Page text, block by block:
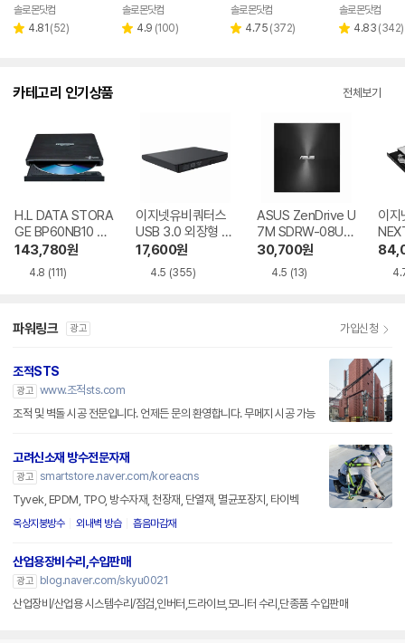
솔로몬닷컴
별 4.81 리
(52)
페이
솔로몬닷컴
별 4.9 리
(100)
솔로몬닷컴
별 4.75 리
(372)
솔로몬닷컴
별 4.83 리
(342)
카테고리 인기상품 전체보기
H.L DATA STORA
GE BP60NB10 블
루레이 외장ODD
143,780원
4.8 (111)
이지넷유비쿼터스
USB 3.0 외장형 D
VD-RW NEXT-20
0DVD-RW
17,600원
4.5 (355)
ASUS ZenDrive U
7M SDRW-08U7
M-U-B
30,700원
4.5 (13)
이지
BR
파워링크 광고 가입신청
조적STS
광고 www.조적sts.com
조적 및 벽돌 시공 전문입니다. 언제든 문의 환영합니다. 무메지 시공 가능
고려신소재 방수전문자재
광고 smartstore.naver.com/koreacns
Tyvek, EPDM, TPO, 방수자재, 천장재, 단열재, 멸균포장지, 타이벡
옥상지붕방수 외내벽 방습 흡음마감재
산업용장비수리,수입판매
광고
blog.naver.com/skyu0021
산업장비/산업용 시스템수리/점검,인버터,드라이브,모니터 수리,단종품 수입판매